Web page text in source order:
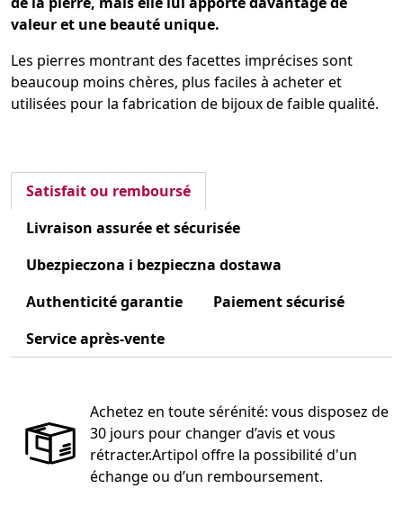
valeur et une beauté unique.
Les pierres montrant des facettes imprécises sont
beaucoup moins chères, plus faciles à acheter et
utilisées pour la fabrication de bijoux de faible qualité.
Satisfait ou remboursé
Livraison assurée et sécurisée
Ubezpieczona i bezpieczna dostawa
Authenticité garantie
Paiement sécurisé
Service après-vente
Achetez en toute sérénité: vous disposez de
30 jours pour changer d’avis et vous
rétracter.Artipol offre la possibilité d'un
échange ou d’un remboursement.